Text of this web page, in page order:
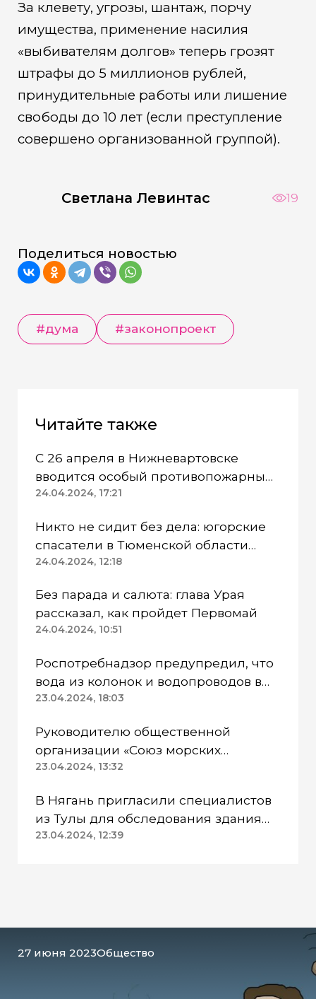
За клевету, угрозы, шантаж, порчу
имущества, применение насилия
«выбивателям долгов» теперь грозят
штрафы до 5 миллионов рублей,
принудительные работы или лишение
свободы до 10 лет (если преступление
совершено организованной группой).
Светлана Левинтас 19
Поделиться новостью
#дума #законопроект
Читайте также
С 26 апреля в Нижневартовске
вводится особый противопожарный
режим
24.04.2024, 17:21
Никто не сидит без дела: югорские
спасатели в Тюменской области
работают в две смены
24.04.2024, 12:18
Без парада и салюта: глава Урая
рассказал, как пройдет Первомай
24.04.2024, 10:51
Роспотребнадзор предупредил, что
вода из колонок и водопроводов в
Казанском районе непригодна для
23.04.2024, 18:03
Руководителю общественной
организации «Союз морских
пехотинцев» Югры вынесли
23.04.2024, 13:32
В Нягань пригласили специалистов
из Тулы для обследования здания
ДК «Геолог»
23.04.2024, 12:39
27 июня 2023Общество